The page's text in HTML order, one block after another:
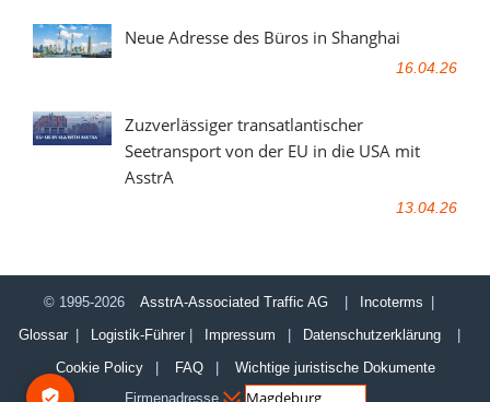
Neue Adresse des Büros in Shanghai
16.04.26
Zuzverlässiger transatlantischer
Seetransport von der EU in die USA mit
AsstrA
13.04.26
© 1995-2026 AsstrA-Associated Traffic AG Incoterms
Glossar| Logistik-Führer| Impressum Datenschutzerklärung
Cookie Policy| FAQ| Wichtige juristische Dokumente
Firmenadresse